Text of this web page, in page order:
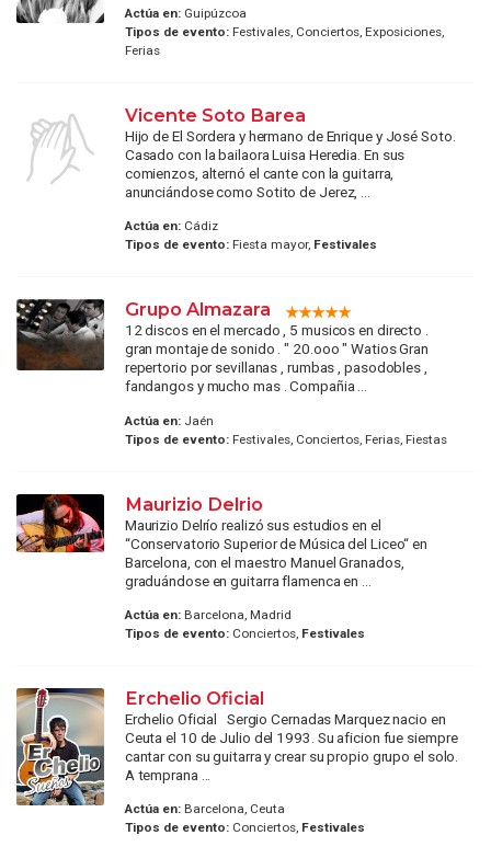
Actúa en:Guipúzcoa
Tipos de evento:Festivales, Conciertos, Exposiciones,
Ferias
Vicente Soto Barea
Hijo de El Sordera y hermano de Enrique y José Soto.
Casado con la bailaora Luisa Heredia. En sus
comienzos, alternó el cante con la guitarra,
anunciándose como Sotito de Jerez, ...
Actúa en:Cádiz
Tipos de evento:Fiesta mayor, Festivales
Grupo Almazara
12 discos en el mercado , 5 musicos en directo .
gran montaje de sonido . " 20.ooo " Watios Gran
repertorio por sevillanas , rumbas , pasodobles ,
fandangos y mucho mas . Compañia ...
Actúa en:Jaén
Tipos de evento:Festivales, Conciertos, Ferias, Fiestas
Maurizio Delrio
Maurizio Delrío realizó sus estudios en el
“Conservatorio Superior de Música del Liceo“ en
Barcelona, con el maestro Manuel Granados,
graduándose en guitarra flamenca en ...
Actúa en:Barcelona, Madrid
Tipos de evento:Conciertos, Festivales
Erchelio Oficial
Erchelio Oficial Sergio Cernadas Marquez nacio en
Ceuta el 10 de Julio del 1993. Su aficion fue siempre
cantar con su guitarra y crear su propio grupo el solo.
A temprana ...
Actúa en:Barcelona, Ceuta
Tipos de evento:Conciertos, Festivales